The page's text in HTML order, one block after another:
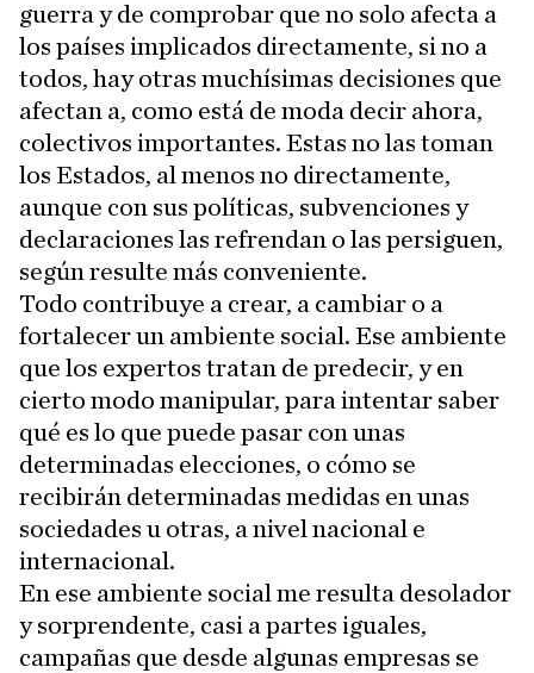
guerra y de comprobar que no solo afecta a
los países implicados directamente, si no a
todos, hay otras muchísimas decisiones que
afectan a, como está de moda decir ahora,
colectivos importantes. Estas no las toman
los Estados, al menos no directamente,
aunque con sus políticas, subvenciones y
declaraciones las refrendan o las persiguen,
según resulte más conveniente.
Todo contribuye a crear, a cambiar o a
fortalecer un ambiente social. Ese ambiente
que los expertos tratan de predecir, y en
cierto modo manipular, para intentar saber
qué es lo que puede pasar con unas
determinadas elecciones, o cómo se
recibirán determinadas medidas en unas
sociedades u otras, a nivel nacional e
internacional.
En ese ambiente social me resulta desolador
y sorprendente, casi a partes iguales,
campañas que desde algunas empresas se